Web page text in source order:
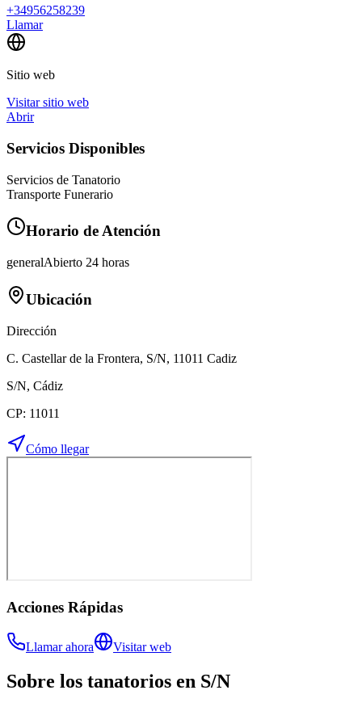
+34956258239
Llamar
Sitio web
Visitar sitio web
Abrir
Servicios Disponibles
Servicios de Tanatorio
Transporte Funerario
Horario de Atención
generalAbierto 24 horas
Ubicación
Dirección
C. Castellar de la Frontera, S/N, 11011 Cadiz
S/N, Cádiz
CP: 11011
Cómo llegar
Acciones Rápidas
Llamar ahora Visitar web
Sobre los tanatorios en S/N